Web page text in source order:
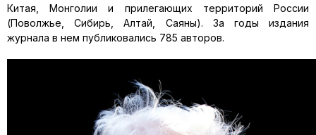
Китая, Монголии и прилегающих территорий России
(Поволжье, Сибирь, Алтай, Саяны). За годы издания
журнала в нем публиковались 785 авторов.